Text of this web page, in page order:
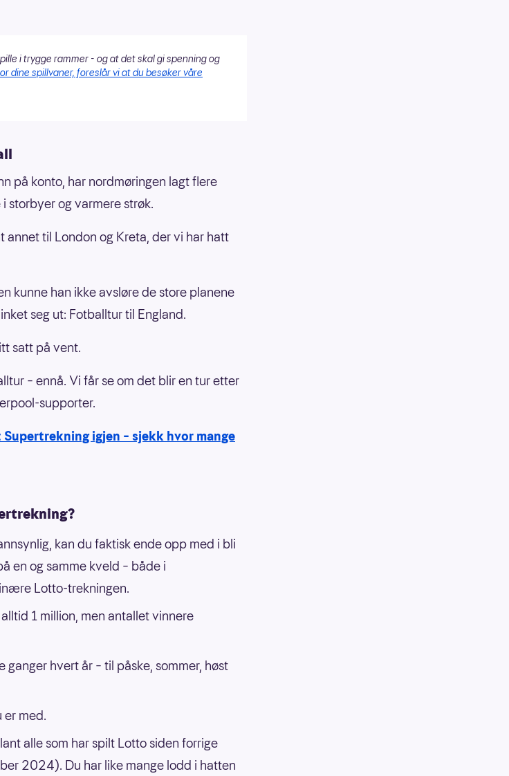
i trygge rammer - og at det skal gi spenning og
dine spillvaner, foreslår vi at du besøker våre
på konto, har nordmøringen lagt flere
storbyer og varmere strøk.
annet til London og Kreta, der vi har hatt
kunne han ikke avsløre de store planene
seg ut: Fotballtur til England.
satt på vent.
– ennå. Vi får se om det blir en tur etter
supporter.
igjen – sjekk hvor mange
kan du faktisk ende opp med i bli
en og samme kveld – både i
Lotto-trekningen.
1 million, men antallet vinnere
hvert år – til påske, sommer, høst
er med.
alle som har spilt Lotto siden forrige
2024). Du har like mange lodd i hatten